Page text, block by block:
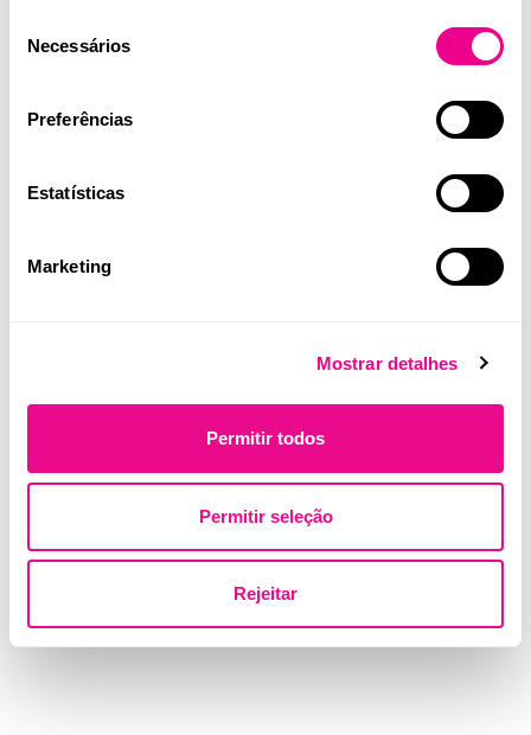
Necessários
Preferências
Estatísticas
Marketing
Mostrar detalhes
Permitir todos
Permitir seleção
Rejeitar
Quilaban e RocGene percorrem o
país para promover inovação em
diagnóstico molecular rápido